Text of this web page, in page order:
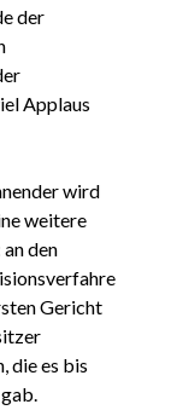
der
Applaus
wird
weitere
den
Gericht
die es bis